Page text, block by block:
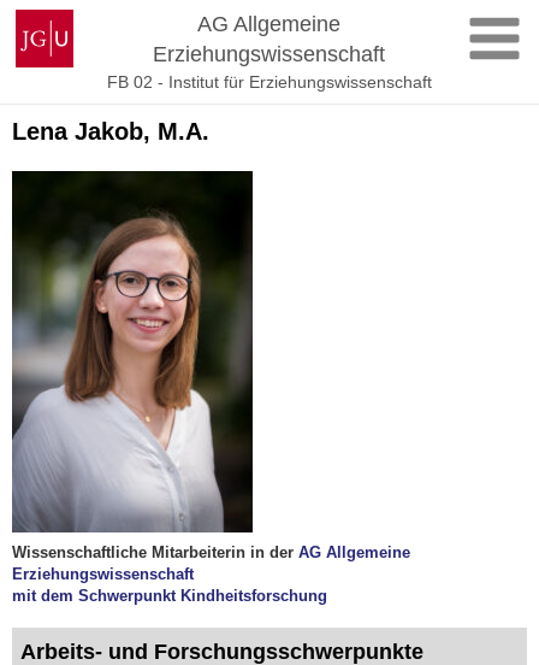
Zum
Inhalt
springen
Johannes
Gutenberg-
Universität
AG Allgemeine
Erziehungswissenschaft
FB 02 - Institut für Erziehungswissenschaft
Lena Jakob, M.A.
Wissenschaftliche Mitarbeiterin in der AG Allgemeine
Erziehungswissenschaft
mit dem Schwerpunkt Kindheitsforschung
Arbeits- und Forschungsschwerpunkte